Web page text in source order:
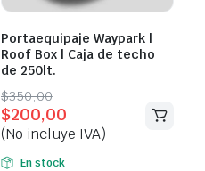
Portaequipaje Waypark |
Roof Box | Caja de techo
de 250lt.
$350,00
Original
price
was:
$350,00.
$200,00
Current
price
is:
$200,00.
(No incluye IVA)
En stock